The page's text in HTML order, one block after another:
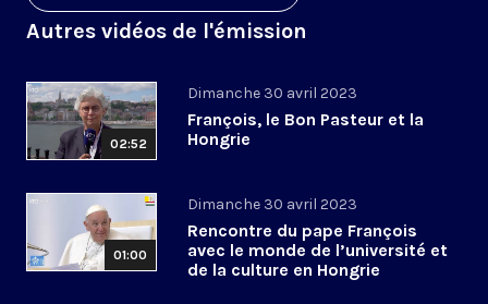
Autres vidéos de l'émission
02:52
Dimanche 30 avril 2023
François, le Bon Pasteur et la
Hongrie
01:00
Dimanche 30 avril 2023
Rencontre du pape François
avec le monde de l’université et
de la culture en Hongrie